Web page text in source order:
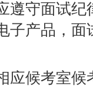
遵守面试
子产品，
应候考室